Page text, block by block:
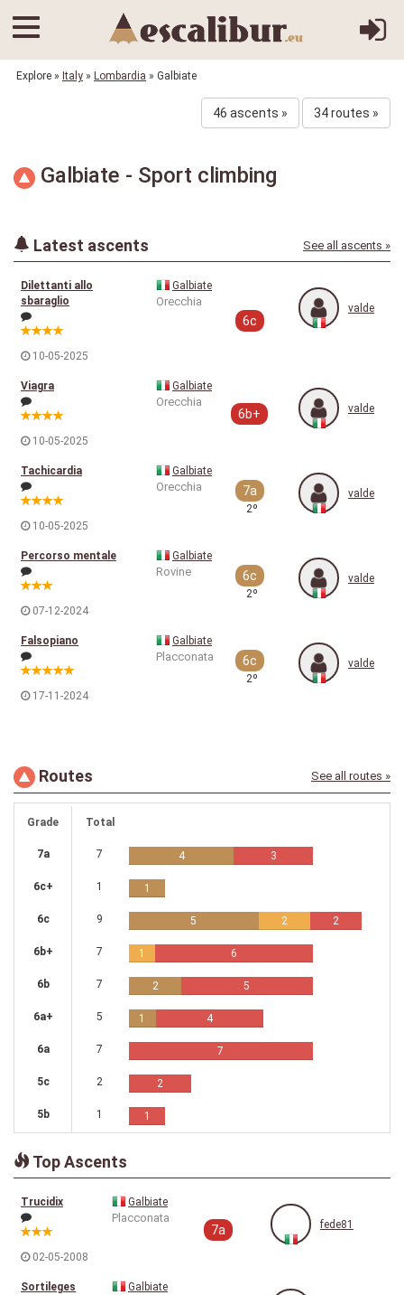
Explore » Italy » Lombardia » Galbiate
46 ascents » 34 routes »
Galbiate - Sport climbing
Latest ascents See all ascents »
Dilettanti allo
sbaraglio
10-05-2025
Galbiate
Orecchia
6c
valde
Viagra
10-05-2025
Galbiate
Orecchia
6b+ valde
Tachicardia
10-05-2025
Galbiate
Orecchia 7a
2º
valde
Percorso mentale
07-12-2024
Galbiate
Rovine 6c
2º
valde
Falsopiano
17-11-2024
Galbiate
Placconata 6c
2º
valde
Routes See all routes »
Grade Total
7a 7 4 3
6c+ 1 1
6c 9 5 2 2
6b+ 7 1 6
6b 7 2 5
6a+ 5 1 4
6a 7 7
5c 2 2
5b 1 1
Top Ascents
Trucidix
02-05-2008
Galbiate
Placconata
7a fede81
Sortileges Galbiate